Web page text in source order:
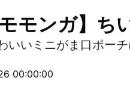
モモンガ】
いいミニがま口ポーチ
00:00:00